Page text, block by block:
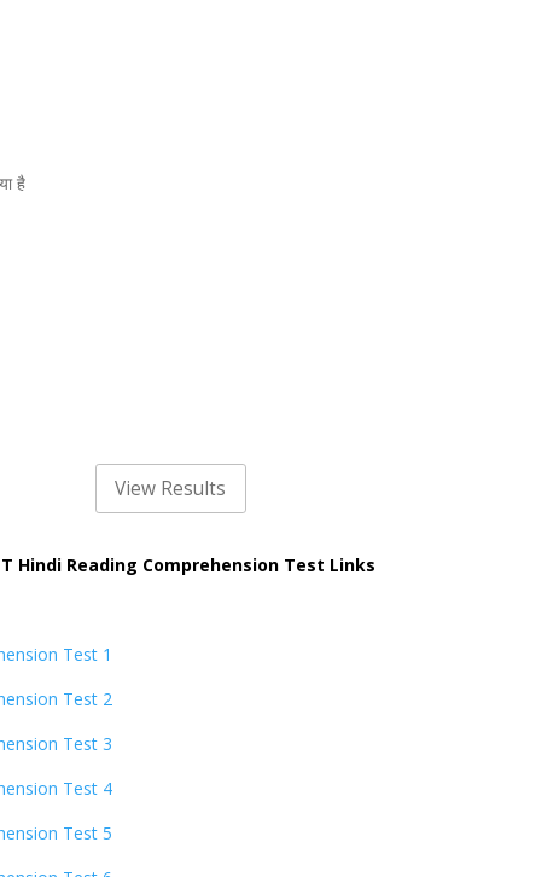
है
Hindi Reading Comprehension Test Links
Test 1
Test 2
Test 3
Test 4
Test 5